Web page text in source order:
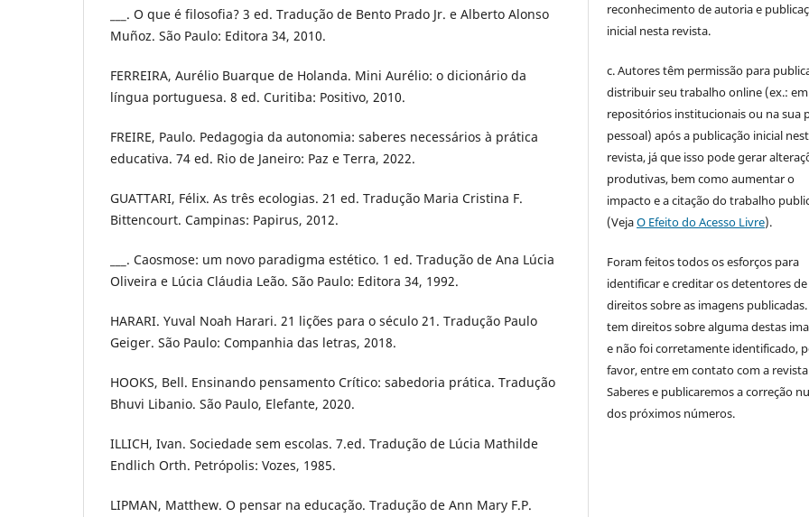
___. O que é filosofia? 3 ed. Tradução de Bento Prado Jr. e Alberto Alonso
Muñoz. São Paulo: Editora 34, 2010.
FERREIRA, Aurélio Buarque de Holanda. Mini Aurélio: o dicionário da
língua portuguesa. 8 ed. Curitiba: Positivo, 2010.
FREIRE, Paulo. Pedagogia da autonomia: saberes necessários à prática
educativa. 74 ed. Rio de Janeiro: Paz e Terra, 2022.
GUATTARI, Félix. As três ecologias. 21 ed. Tradução Maria Cristina F.
Bittencourt. Campinas: Papirus, 2012.
___. Caosmose: um novo paradigma estético. 1 ed. Tradução de Ana Lúcia
Oliveira e Lúcia Cláudia Leão. São Paulo: Editora 34, 1992.
HARARI. Yuval Noah Harari. 21 lições para o século 21. Tradução Paulo
Geiger. São Paulo: Companhia das letras, 2018.
HOOKS, Bell. Ensinando pensamento Crítico: sabedoria prática. Tradução
Bhuvi Libanio. São Paulo, Elefante, 2020.
ILLICH, Ivan. Sociedade sem escolas. 7.ed. Tradução de Lúcia Mathilde
Endlich Orth. Petrópolis: Vozes, 1985.
LIPMAN, Matthew. O pensar na educação. Tradução de Ann Mary F.P.
reconhecimento de autoria e
inicial nesta revista.
c. Autores têm permissão para
distribuir seu trabalho online (ex.: em
repositórios institucionais ou na sua
pessoal) após a publicação inicial
revista, já que isso pode gerar
produtivas, bem como aumentar o
impacto e a citação do trabalho
(VejaO Efeito do Acesso Livre).
Foram feitos todos os esforços para
identificar e creditar os detentores de
direitos sobre as imagens publicadas.
tem direitos sobre alguma destas
e não foi corretamente identificado,
favor, entre em contato com a revista
Saberes e publicaremos a correção
dos próximos números.